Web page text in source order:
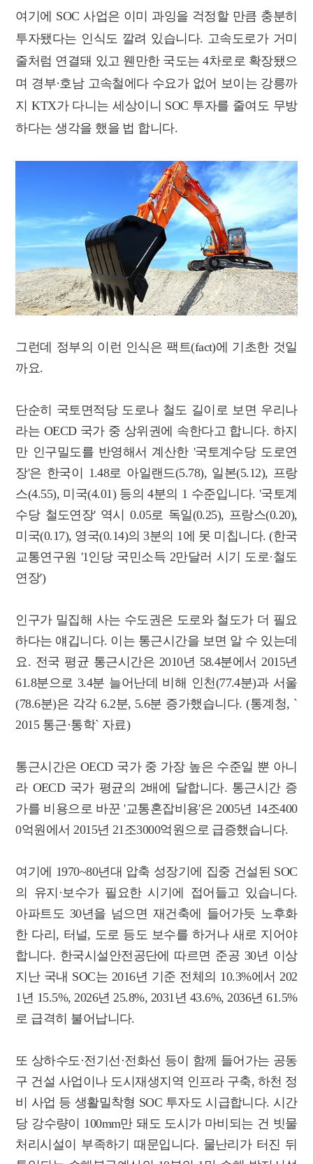
여기에 SOC 사업은 이미 과잉을 걱정할 만큼 충분히
투자됐다는 인식도 깔려 있습니다. 고속도로가 거미
줄처럼 연결돼 있고 웬만한 국도는 4차로로 확장됐으
며 경부·호남 고속철에다 수요가 없어 보이는 강릉까
지 KTX가 다니는 세상이니 SOC 투자를 줄여도 무방
하다는생각을 했을 법 합니다.
그런데 정부의 이런 인식은 팩트(fact)에 기초한 것일
까요.
단순히 국토면적당 도로나 철도 길이로 보면 우리나
라는 OECD 국가 중 상위권에 속한다고 합니다. 하지
만 인구밀도를 반영해서 계산한 '국토계수당 도로연
장'은 한국이 1.48로 아일랜드(5.78), 일본(5.12), 프랑
스(4.55), 미국(4.01) 등의 4분의 1 수준입니다. '국토계
수당 철도연장' 역시 0.05로 독일(0.25), 프랑스(0.20),
미국(0.17), 영국(0.14)의 3분의 1에 못 미칩니다. (한국
교통연구원 '1인당 국민소득 2만달러 시기 도로·철도
연장')
인구가 밀집해 사는 수도권은 도로와 철도가 더 필요
하다는 얘깁니다. 이는 통근시간을 보면 알 수 있는데
요. 전국 평균 통근시간은 2010년 58.4분에서 2015년
61.8분으로 3.4분 늘어난데 비해 인천(77.4분)과 서울
(78.6분)은 각각 6.2분, 5.6분 증가했습니다. (통계청, `
2015 통근·통학` 자료)
통근시간은 OECD 국가 중 가장 높은 수준일 뿐 아니
라 OECD 국가 평균의 2배에 달합니다. 통근시간 증
가를 비용으로 바꾼 '교통혼잡비용'은 2005년 14조400
0억원에서 2015년 21조3000억원으로 급증했습니다.
여기에 1970~80년대 압축 성장기에 집중 건설된 SOC
의 유지·보수가 필요한 시기에 접어들고 있습니다.
아파트도 30년을 넘으면 재건축에 들어가듯 노후화
한 다리, 터널, 도로 등도 보수를 하거나 새로 지어야
합니다. 한국시설안전공단에 따르면 준공 30년 이상
지난 국내 SOC는 2016년 기준 전체의 10.3%에서 202
1년 15.5%, 2026년 25.8%, 2031년 43.6%, 2036년 61.5%
로 급격히 불어납니다.
또 상하수도·전기선·전화선 등이 함께 들어가는 공동
구 건설 사업이나 도시재생지역 인프라 구축, 하천 정
비 사업 등 생활밀착형 SOC 투자도 시급합니다. 시간
당 강수량이 100mm만 돼도 도시가 마비되는 건 빗물
처리시설이 부족하기 때문입니다. 물난리가 터진 뒤